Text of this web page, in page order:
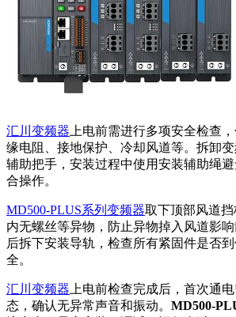
汇川变频器 上电前需进行多项安全检查
缘电阻、接地保护、冷却风道等。拆卸
辅助把手，安装过程中使用安装辅助绳
合操作。
MD500-PLUS系列变频器取下顶部风道
内无螺丝等异物，防止异物掉入风道影
后拆下安装导轨，检查所有紧固件是否
全。
汇川变频器 上电前检查完成后，首次通
态，确认无异常声音和振动。 MD500-